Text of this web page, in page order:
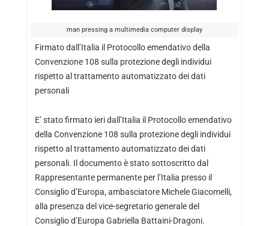
man pressing a multimedia computer display
Firmato dall’Italia il Protocollo emendativo della
Convenzione 108 sulla protezione degli individui
rispetto al trattamento automatizzato dei dati
personali
E’ stato firmato ieri dall’Italia il Protocollo emendativo
della Convenzione 108 sulla protezione degli individui
rispetto al trattamento automatizzato dei dati
personali. Il documento è stato sottoscritto dal
Rappresentante permanente per l’Italia presso il
Consiglio d’Europa, ambasciatore Michele Giacomelli,
alla presenza del vice-segretario generale del
Consiglio d’Europa Gabriella Battaini-Dragoni.